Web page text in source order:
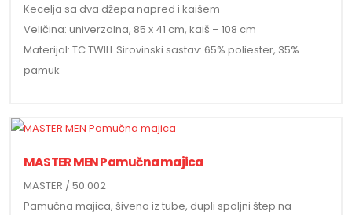
Kecelja sa dva džepa napred i kaišem
Veličina: univerzalna, 85 x 41 cm, kaiš – 108 cm
Materijal: TC TWILL Sirovinski sastav: 65% poliester, 35%
pamuk
MASTER MEN Pamučna majica
MASTER / 50.002
Pamučna majica, šivena iz tube, dupli spoljni štep na